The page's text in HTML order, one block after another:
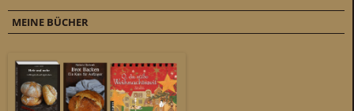
MEINE BÜCHER